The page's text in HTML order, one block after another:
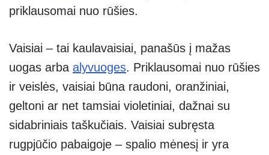
priklausomai nuo rūšies.
Vaisiai – tai kaulavaisiai, panašūs į mažas
uogas arba alyvuoges. Priklausomai nuo rūšies
ir veislės, vaisiai būna raudoni, oranžiniai,
geltoni ar net tamsiai violetiniai, dažnai su
sidabriniais taškučiais. Vaisiai subręsta
rugpjūčio pabaigoje – spalio mėnesį ir yra